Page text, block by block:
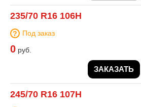
235/70 R16 106H
Под заказ
0 руб.
ЗАКАЗАТЬ
245/70 R16 107H